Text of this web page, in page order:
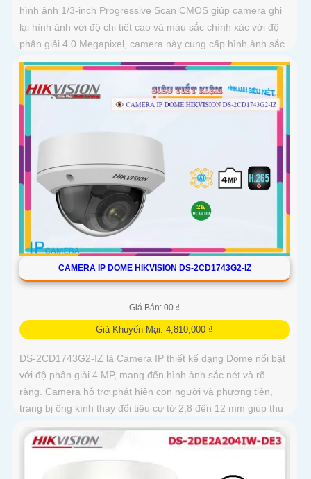
hình ảnh 1/3-inch Progressive Scan CMOS giúp camera ghi
lại hình ảnh với độ chi tiết cao và màu sắc chính xác với độ
phân giải 4.0 Megapixel, camera này cung cấp hình ảnh sắc
nét và chi tiết cho phép nhận diện đối tượng một cách chính
CAMERA IP DOME HIKVISION DS-2CD1743G2-IZ
Giá Bán: 00 ₫
Giá Khuyến Mại: 4,810,000 ₫
DS-2CD1743G2-IZ là Camera IP thiết kế dạng Dome nổi bật
với độ phân giải 4 MP, mang đến hình ảnh sắc nét và rõ
ràng. Camera hỗ trợ phát hiện con người và phương tiện,
trang bị ống kính thay đổi tiêu cự từ 2,8 đến 12 mm giúp thu
phóng hình ảnh độ nét cao